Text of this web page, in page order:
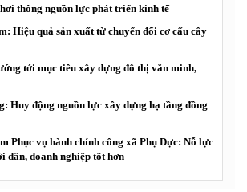
thông nguồn lực phát triển kinh tế
Hiệu quả sản xuất từ chuyển đổi cơ cấu cây
tới mục tiêu xây dựng đô thị văn minh,
Huy động nguồn lực xây dựng hạ tầng đồng
Phục vụ hành chính công xã Phụ Dực: Nỗ lực
dân, doanh nghiệp tốt hơn